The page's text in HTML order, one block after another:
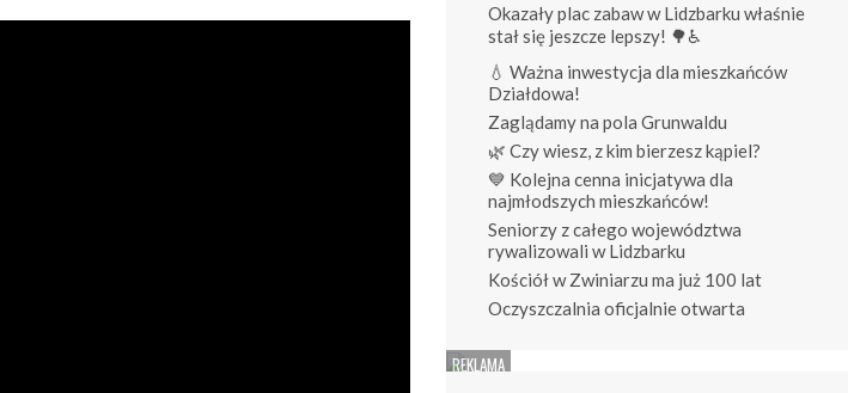
Okazały plac zabaw w Lidzbarku właśnie
stał się jeszcze lepszy! 🌳♿
💧 Ważna inwestycja dla mieszkańców
Działdowa!
Zaglądamy na pola Grunwaldu
🌿 Czy wiesz, z kim bierzesz kąpiel?
💙 Kolejna cenna inicjatywa dla
najmłodszych mieszkańców!
Seniorzy z całego województwa
rywalizowali w Lidzbarku
Kościół w Zwiniarzu ma już 100 lat
Oczyszczalnia oficjalnie otwarta